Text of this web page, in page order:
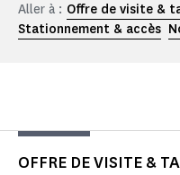
Aller à : Offre de visite &
Stationnement & accès
OFFRE DE VISITE &